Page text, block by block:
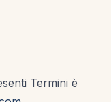
Termini è